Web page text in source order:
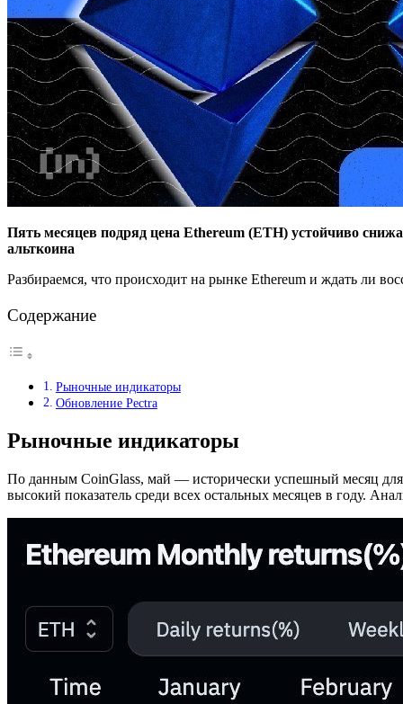
Пять месяцев подряд цена Ethereum (ETH) устойчиво
альткоина
Разбираемся, что происходит на рынке Ethereum и ждать ли
Содержание
Рыночные индикаторы
Обновление Pectra
Рыночные индикаторы
По данным CoinGlass, май — исторически успешный месяц для
высокий показатель среди всех остальных месяцев в году.